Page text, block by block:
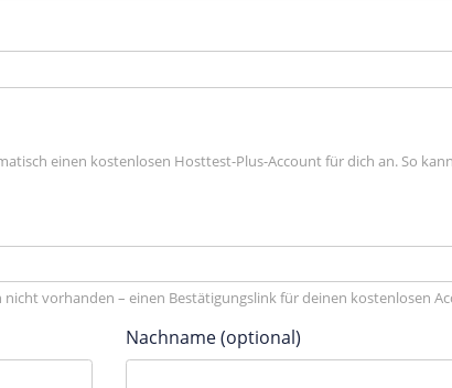
einen kostenlosen Hosttest-Plus-Account für dich an. So
vorhanden – einen Bestätigungslink für deinen kostenlosen
Nachname (optional)